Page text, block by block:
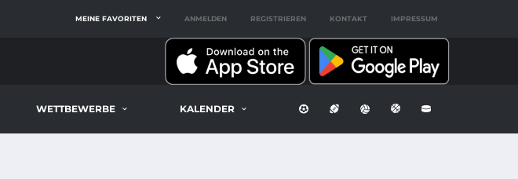
MEINE FAVORITEN ANMELDEN REGISTRIEREN KONTAKT IMPRESSUM
WETTBEWERBE KALENDER